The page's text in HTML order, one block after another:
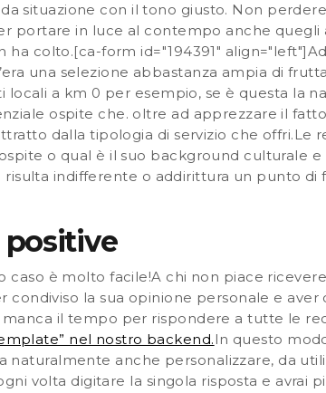
situazione con il tono giusto. Non
portare in luce al contempo anche quegli
colto.[ca-form id="194391"
una selezione abbastanza ampia di
a km 0 per esempio, se è questa la
ospite che. oltre ad apprezzare il
dalla tipologia di servizio che offri. Le
o qual è il suo background culturale
indifferente o addirittura un punto di
positive
caso è molto facile!A chi non piace
condiviso la sua opinione personale e aver
manca il tempo per rispondere a tutte le
nel nostro backend. In questo
naturalmente anche personalizzare, da
volta digitare la singola risposta e avrai